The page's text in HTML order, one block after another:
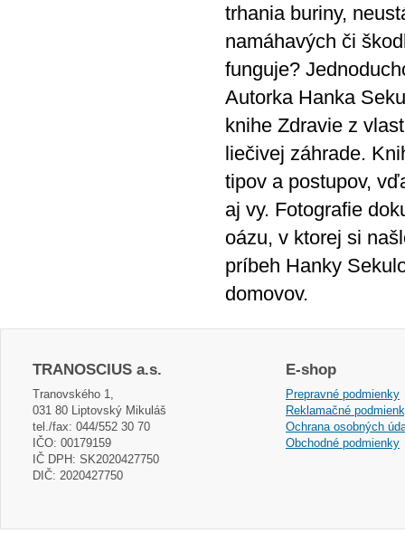
trhania buriny,
namáhavých či
funguje?
Autorka Hanka
knihe Zdravie z
liečivej záhrade.
tipov a postupov,
aj vy. Fotografie
oázu, v ktorej si
príbeh Hanky
domovov.
TRANOSCIUS a.s.
Tranovského 1,
031 80 Liptovský Mikuláš
tel./fax: 044/552 30 70
IČO: 00179159
IČ DPH: SK2020427750
DIČ: 2020427750
E-shop
Prepravné podmienky
Reklamačné
Ochrana osobných
Obchodné podmienky